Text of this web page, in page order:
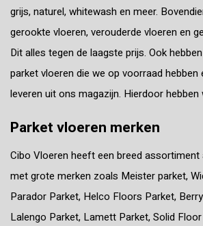
grijs, naturel, whitewash en meer.
gerookte vloeren, verouderde vloeren en
Dit alles tegen de laagste prijs. Ook
parket vloeren die we op voorraad hebben
leveren uit ons magazijn. Hierdoor hebben
Parket vloeren merken
Cibo Vloeren heeft een breed assortiment
met grote merken zoals Meister parket,
Parador Parket, Helco Floors Parket,
Lalengo Parket, Lamett Parket, Solid